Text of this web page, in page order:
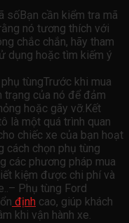
sốBạn cần kiểm tra mã
nó tương thích với
chắc chắn, hãy tham
dụng hoặc tìm kiếm ý
tùngTrước khi mua
trạng của nó để đảm
hoặc gãy vỡ.Kết
là một quá trình quan
chiếc xe của bạn hoạt
cách chọn phụ tùng
các phương pháp mua
kiệm được chi phí và
Phụ tùng Ford
định cao, giúp khách
khi vận hành xe.